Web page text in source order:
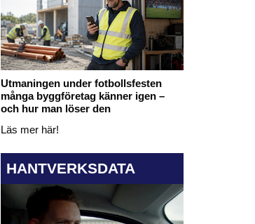
Utmaningen under fotbollsfesten
många byggföretag känner igen –
och hur man löser den
Läs mer här!
HANTVERKSDATA